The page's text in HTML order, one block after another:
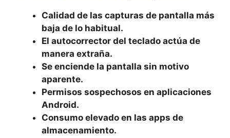
Calidad de las capturas de pantalla más
baja de lo habitual.
El autocorrector del teclado actúa de
manera extraña.
Se enciende la pantalla sin motivo
aparente.
Permisos sospechosos en aplicaciones
Android.
Consumo elevado en las apps de
almacenamiento.